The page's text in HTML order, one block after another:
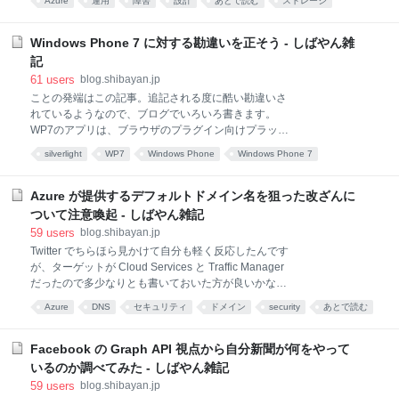
RCA は公開されていないですが、おそらくぶちぞう
同じような時期にも Japan East で大規模なストレー
ジ障害が発生したので、同じようなものを書きました
が流石にいろいろと進化しているので古さを感じま
うで、主に Azure Storage と Virtual Machines がステ
ータスには上がってきていました。実際には
Application Insights や Log Analytics にも影響があり
ましたが、Azure Storage は全ての基本なので仕方な
Windows Phone 7 に対する勘違いを正そう - しばやん雑
記
61 users blog.shibayan.jp
ことの発端はこの記事。追記される度に酷い勘違いさ
れているようなので、ブログでいろいろ書きます。
WP7のアプリは、ブラウザのプラグイン向けプラット
まだだと思うのですが（Silverlight必須のサイト見たこ
セットとなっているので、Windows向け開発者と言う
非常に広い開発資源の裾野が見込めます。ただ正直、
WMのときも.NETアプリは結構ありましたが、どれも
きそうにありません。 iPhone vs Android vs
WindowsPhone7を考える | 無線にゃん この時点で
Silverlight について誤解されていますね。Windows
Phone 7 の Silverlight は
silverlight WP7 Windows Phone Windows Phone 7
Azure が提供するデフォルトドメイン名を狙った改ざんに
ついて注意喚起 - しばやん雑記
59 users blog.shibayan.jp
Twitter でちらほら見かけて自分も軽く反応したんです
が、ターゲットが Cloud Services と Traffic Manager
だったので多少なりとも書いておいた方が良いかなと
改ざんと書くのは微妙に違う気がしたのですが、元の
しておきます。このあたりの定義は難しそうです。
MS Azure Cloud Services のデフォルトドメイン
cloudapp[.]net にCNAMEが向いている大量のWebサイ
Azure DNS セキュリティ ドメイン security あとで読む
Facebook の Graph API 視点から自分新聞が何をやって
いるのか調べてみた - しばやん雑記
59 users blog.shibayan.jp